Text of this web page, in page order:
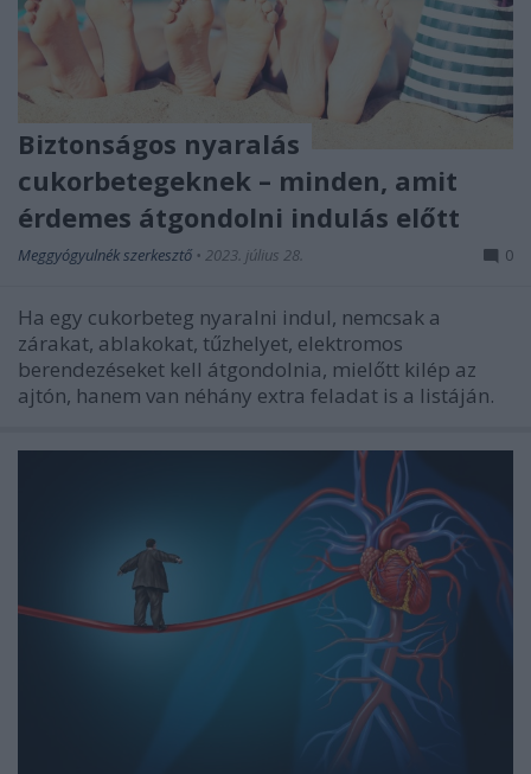
Biztonságos nyaralás
cukorbetegeknek – minden, amit
érdemes átgondolni indulás előtt
Meggyógyulnék szerkesztő • 2023. július 28. 0
Ha egy cukorbeteg nyaralni indul, nemcsak a
zárakat, ablakokat, tűzhelyet, elektromos
berendezéseket kell átgondolnia, mielőtt kilép az
ajtón, hanem van néhány extra feladat is a listáján.